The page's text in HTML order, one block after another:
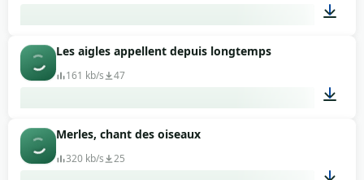
Les aigles appellent depuis longtemps
161 kb/s 47
Merles, chant des oiseaux
320 kb/s 25